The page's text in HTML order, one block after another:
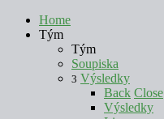
Home
Tým
Tým
Soupiska
3 Výsledky
Back Close
Výsledky